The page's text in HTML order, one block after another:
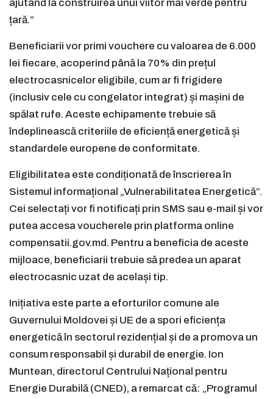
ajutând la construirea unui viitor mai verde pentru
țară.”
Beneficiarii vor primi vouchere cu valoarea de 6.000
lei fiecare, acoperind până la 70% din prețul
electrocasnicelor eligibile, cum ar fi frigidere
(inclusiv cele cu congelator integrat) și mașini de
spălat rufe. Aceste echipamente trebuie să
îndeplinească criteriile de eficiență energetică și
standardele europene de conformitate.
Eligibilitatea este condiționată de înscrierea în
Sistemul informațional „Vulnerabilitatea Energetică”.
Cei selectați vor fi notificați prin SMS sau e-mail și vor
putea accesa voucherele prin platforma online
compensatii.gov.md. Pentru a beneficia de aceste
mijloace, beneficiarii trebuie să predea un aparat
electrocasnic uzat de același tip.
Inițiativa este parte a eforturilor comune ale
Guvernului Moldovei și UE de a spori eficiența
energetică în sectorul rezidențial și de a promova un
consum responsabil și durabil de energie. Ion
Muntean, directorul Centrului Național pentru
Energie Durabilă (CNED), a remarcat că: „Programul